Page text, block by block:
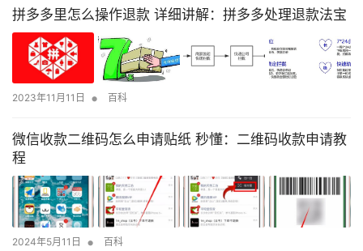
拼多多里怎么操作退款 详细讲解：拼多多处理退款法宝
2023年11月11日 • 百科
微信收款二维码怎么申请贴纸 秒懂：二维码收款申请教
程
2024年5月11日 • 百科